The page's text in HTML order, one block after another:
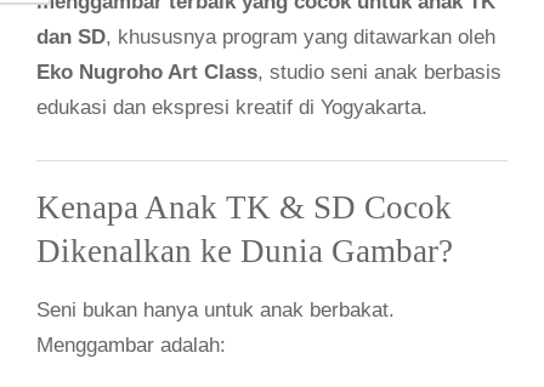
dan SD, khususnya program yang ditawarkan oleh
Eko Nugroho Art Class, studio seni anak berbasis
edukasi dan ekspresi kreatif di Yogyakarta.
Kenapa Anak TK & SD Cocok
Dikenalkan ke Dunia Gambar?
Seni bukan hanya untuk anak berbakat.
Menggambar adalah: